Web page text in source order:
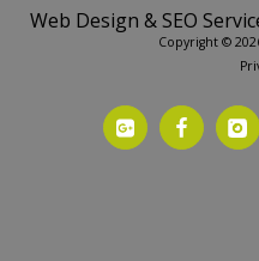
Web Design & SEO
Copyright ©